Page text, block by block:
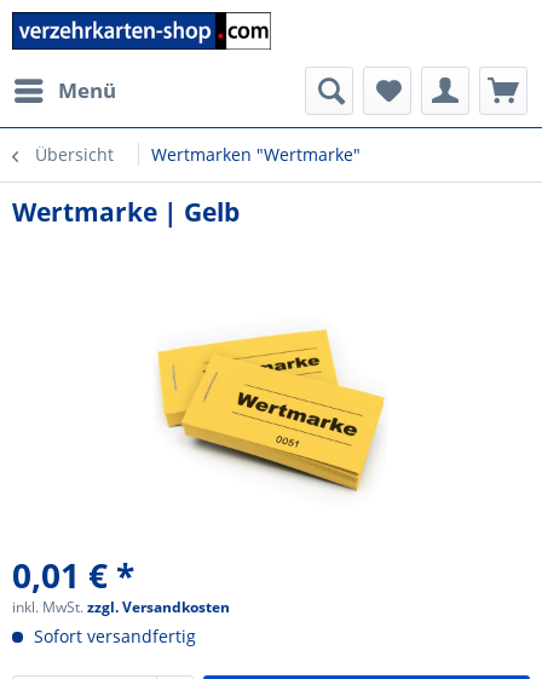
Menü
Übersicht Wertmarken "Wertmarke"
Wertmarke | Gelb
0,01 € *
inkl. MwSt.zzgl. Versandkosten
Sofort versandfertig